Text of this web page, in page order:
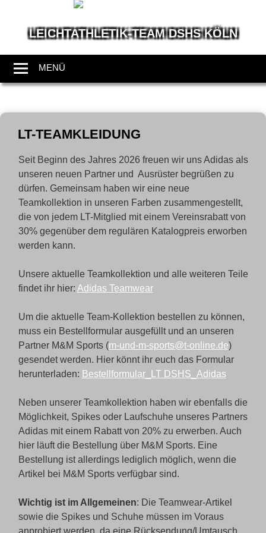
LEICHTATHLETIK-TEAM DSHS KÖLN
leben
Leichtathletik
MENÜ
Zum
InhaltLT-TEAMKLEIDUNG
Seit Beginn des Jahres 2026 freuen wir uns Adidas als
unseren neuen Partner und Ausrüster begrüßen zu
dürfen. Gemeinsam haben wir eine neue
Teamkollektion in unseren Farben zusammengestellt,
die von jedem LT-Mitglied mit einem Vereinsrabatt von
30% gegenüber dem regulären Katalogpreis erworben
werden kann.
Unsere aktuelle Teamkollektion und alle weiteren Teile
findet ihr hier: Adidas Teamwear
Um die aktuelle Team-Kollektion bestellen zu können,
muss ein Bestellformular ausgefüllt und an unseren
Partner M&M Sports (m-und-m-sports@t-online.de)
gesendet werden. Hier könnt ihr euch das Formular
herunterladen: Bestellformular_LT DSHS_Adidas
Neben unserer Teamkollektion haben wir ebenfalls die
Möglichkeit, Spikes oder Laufschuhe unseres Partners
Adidas mit einem Rabatt von 20% zu erwerben. Auch
hier läuft die Bestellung über M&M Sports. Eine
Bestellung ist allerdings lediglich möglich, wenn die
Artikel bei M&M Sports verfügbar sind.
Wichtig ist im Allgemeinen: Die Teamwear-Artikel
sowie die Spikes und Schuhe müssen im Voraus
anprobiert werden, da eine Rücksendung/Umtausch